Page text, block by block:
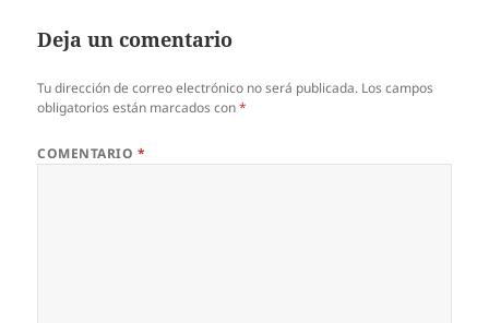
Deja un comentario
Tu dirección de correo electrónico no será publicada. Los campos
obligatorios están marcados con*
COMENTARIO *